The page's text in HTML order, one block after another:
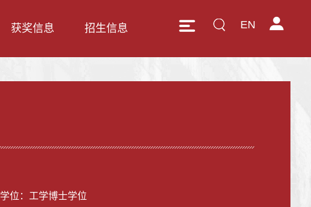
EN
获奖信息 招生信息
学位：工学博士学位